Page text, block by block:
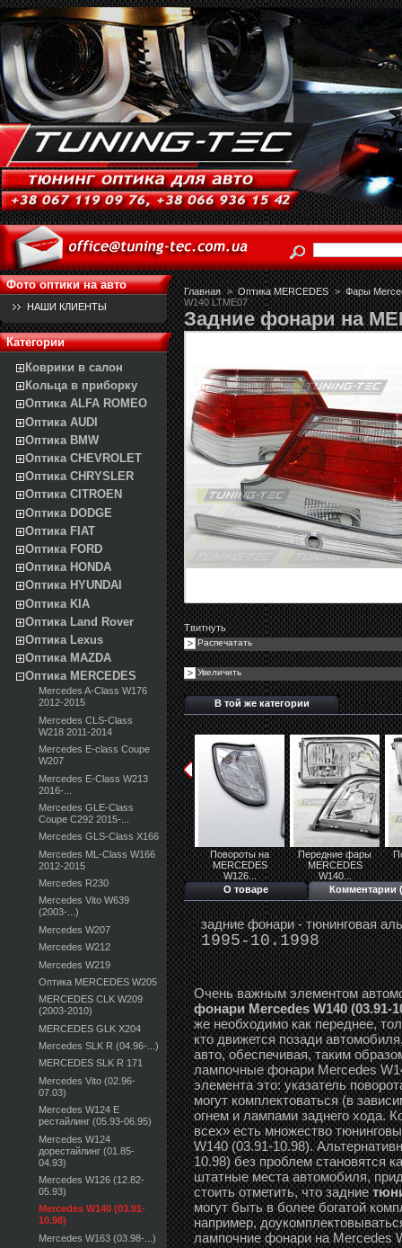
Фото оптики на авто
НАШИ КЛИЕНТЫ
Категории
Коврики в салон
Кольца в приборку
Оптика ALFA ROMEO
Оптика AUDI
Оптика BMW
Оптика CHEVROLET
Оптика CHRYSLER
Оптика CITROEN
Оптика DODGE
Оптика FIAT
Оптика FORD
Оптика HONDA
Оптика HYUNDAI
Оптика KIA
Оптика Land Rover
Оптика Lexus
Оптика MAZDA
Оптика MERCEDES
Mercedes A-Class W176
2012-2015
Mercedes CLS-Class
W218 2011-2014
Mercedes E-class Coupe
W207
Mercedes E-Class W213
2016-...
Mercedes GLE-Class
Coupe C292 2015-...
Mercedes GLS-Class X166
Mercedes ML-Class W166
2012-2015
Mercedes R230
Mercedes Vito W639
(2003-...)
Mercedes W207
Mercedes W212
Mercedes W219
Оптика MERCEDES W205
MERCEDES CLK W209
(2003-2010)
MERCEDES GLK X204
Mercedes SLK R (04.96-...)
MERCEDES SLK R 171
Mercedes Vito (02.96-
07.03)
Mercedes W124 E
рестайлинг (05.93-06.95)
Mercedes W124
дорестайлинг (01.85-
04.93)
Mercedes W126 (12.82-
05.93)
Mercedes W140 (03.91-
10.98)
Mercedes W163 (03.98-...)
Главная > Оптика MERCEDES > Фары
W140 LTME07
Задние фонари на
Твитнуть
Распечатать
Увеличить
В той же категории
Повороты на
MERCEDES
W126...
Передние фары
MERCEDES
W140...
О товаре Комментарии
задние фонари - тюнинговая
1995-10.1998
Очень важным элементом
фонари Mercedes W140 (03.91-
же необходимо как переднее,
кто движется позади
авто, обеспечивая, таким
лампочные фонари Mercedes
элемента это: указатель
могут комплектоваться (в
огнем и лампами заднего хода.
всех» есть множество
W140 (03.91-10.98).
10.98) без проблем становятся
штатные места автомобиля,
стоить отметить, что задние
могут быть в более богатой
например,
лампочние фонари на Mercedes